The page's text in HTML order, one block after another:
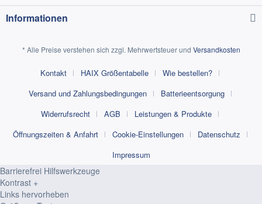
Informationen
* Alle Preise verstehen sich zzgl. Mehrwertsteuer und Versandkosten
Kontakt HAIX Größentabelle
Wie bestellen?
Versand und Zahlungsbedingungen
Batterieentsorgung
Widerrufsrecht
AGB
Leistungen & Produkte
Öffnungszeiten & Anfahrt
Cookie-Einstellungen
Datenschutz
Impressum
Barrierefrei Hilfswerkzeuge
Kontrast +
Links hervorheben